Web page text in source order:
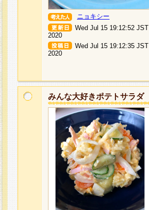
ニョキシー
Wed Jul 15 19:12:52 JST
2020
Wed Jul 15 19:12:35 JST
2020
みんな大好きポテトサラダ